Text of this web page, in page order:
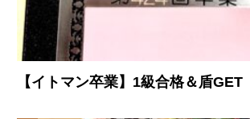
【イトマン卒業】1級合格＆盾GET